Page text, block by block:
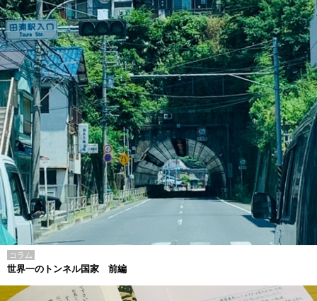
コラム
世界一のトンネル国家 前編